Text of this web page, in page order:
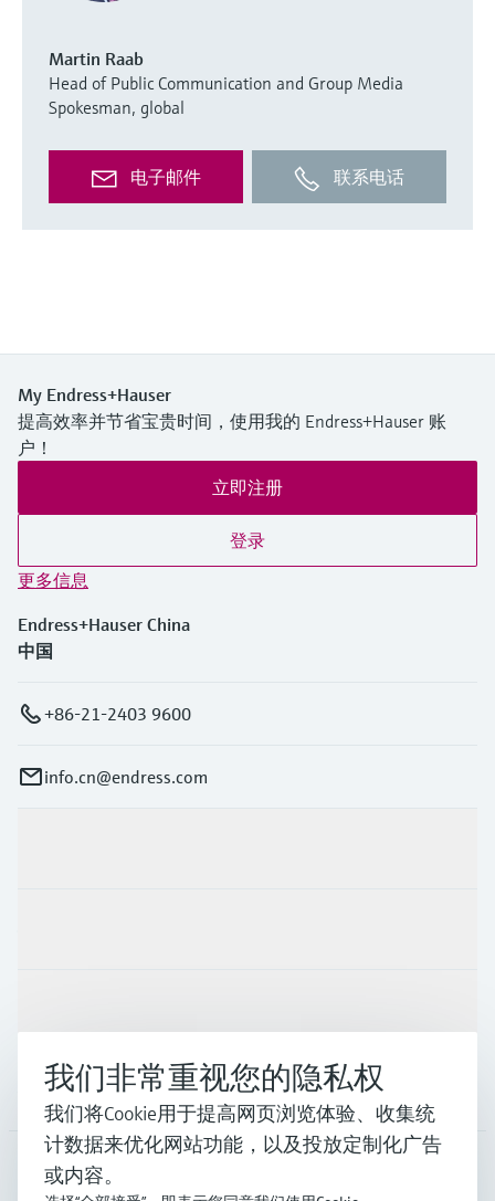
Martin Raab
Head of Public Communication and Group Media
Spokesman, global
电子邮件 联系电话
My Endress+Hauser
提高效率并节省宝贵时间，使用我的 Endress+Hauser 账
户！
立即注册
登录
更多信息
Endress+Hauser China
中国
+86-21-2403 9600
info.cn@endress.com
公司我们非常重视您的隐私权
我们将Cookie用于提高网页浏览体验、收集统
计数据来优化网站功能，以及投放定制化广告
或内容。